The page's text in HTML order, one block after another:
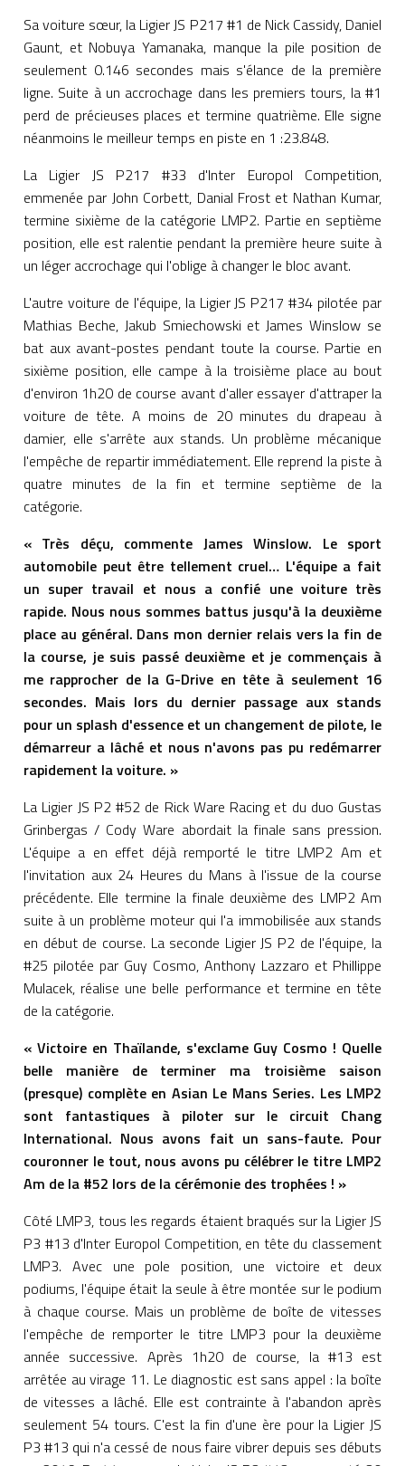
Sa voiture sœur, la Ligier JS P217 #1 de Nick Cassidy, Daniel
Gaunt, et Nobuya Yamanaka, manque la pile position de
seulement 0.146 secondes mais s'élance de la première
ligne. Suite à un accrochage dans les premiers tours, la #1
perd de précieuses places et termine quatrième. Elle signe
néanmoins le meilleur temps en piste en 1 :23.848.
La Ligier JS P217 #33 d'Inter Europol Competition,
emmenée par John Corbett, Danial Frost et Nathan Kumar,
termine sixième de la catégorie LMP2. Partie en septième
position, elle est ralentie pendant la première heure suite à
un léger accrochage qui l'oblige à changer le bloc avant.
L'autre voiture de l'équipe, la Ligier JS P217 #34 pilotée par
Mathias Beche, Jakub Smiechowski et James Winslow se
bat aux avant-postes pendant toute la course. Partie en
sixième position, elle campe à la troisième place au bout
d'environ 1h20 de course avant d'aller essayer d'attraper la
voiture de tête. A moins de 20 minutes du drapeau à
damier, elle s'arrête aux stands. Un problème mécanique
l'empêche de repartir immédiatement. Elle reprend la piste à
quatre minutes de la fin et termine septième de la
catégorie.
« Très déçu, commente James Winslow. Le sport
automobile peut être tellement cruel… L'équipe a fait
un super travail et nous a confié une voiture très
rapide. Nous nous sommes battus jusqu'à la deuxième
place au général. Dans mon dernier relais vers la fin de
la course, je suis passé deuxième et je commençais à
me rapprocher de la G-Drive en tête à seulement 16
secondes. Mais lors du dernier passage aux stands
pour un splash d'essence et un changement de pilote, le
démarreur a lâché et nous n'avons pas pu redémarrer
rapidement la voiture. »
La Ligier JS P2 #52 de Rick Ware Racing et du duo Gustas
Grinbergas / Cody Ware abordait la finale sans pression.
L'équipe a en effet déjà remporté le titre LMP2 Am et
l'invitation aux 24 Heures du Mans à l'issue de la course
précédente. Elle termine la finale deuxième des LMP2 Am
suite à un problème moteur qui l'a immobilisée aux stands
en début de course. La seconde Ligier JS P2 de l'équipe, la
#25 pilotée par Guy Cosmo, Anthony Lazzaro et Phillippe
Mulacek, réalise une belle performance et termine en tête
de la catégorie.
« Victoire en Thaïlande, s'exclame Guy Cosmo ! Quelle
belle manière de terminer ma troisième saison
(presque) complète en Asian Le Mans Series. Les LMP2
sont fantastiques à piloter sur le circuit Chang
International. Nous avons fait un sans-faute. Pour
couronner le tout, nous avons pu célébrer le titre LMP2
Am de la #52 lors de la cérémonie des trophées ! »
Côté LMP3, tous les regards étaient braqués sur la Ligier JS
P3 #13 d'Inter Europol Competition, en tête du classement
LMP3. Avec une pole position, une victoire et deux
podiums, l'équipe était la seule à être montée sur le podium
à chaque course. Mais un problème de boîte de vitesses
l'empêche de remporter le titre LMP3 pour la deuxième
année successive. Après 1h20 de course, la #13 est
arrêtée au virage 11. Le diagnostic est sans appel : la boîte
de vitesses a lâché. Elle est contrainte à l'abandon après
seulement 54 tours. C'est la fin d'une ère pour la Ligier JS
P3 #13 qui n'a cessé de nous faire vibrer depuis ses débuts